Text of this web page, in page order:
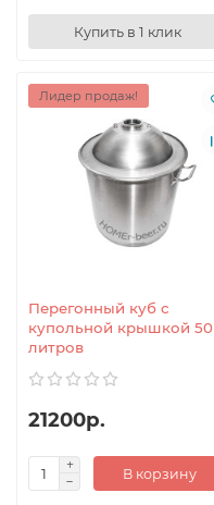
Купить в 1 клик
Лидер продаж!
Перегонный куб с
купольной крышкой 50
литров
21200р.
В корзину